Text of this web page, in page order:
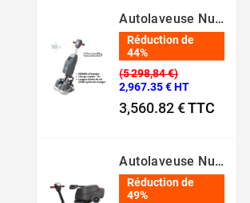
Autolaveuse Numatic 244NX – [80 Min – 44 Cm – 36V]
Réduction de
44%
(5 298,84 €)
2,967.35 € HT
3,560.82 €TTC
Autolaveuse Numatic - TTB1840NX‑R – (Batterie 36 V, 18 L)
Réduction de
49%